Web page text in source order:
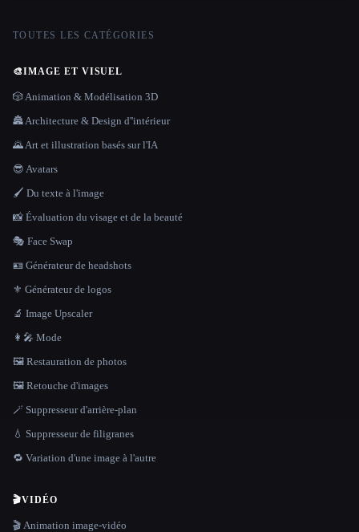
TOUTES LES CATÉGORIES
🎨IMAGE ET VISUEL
🎲 Animation & Modélisation 3D
🏯 Architecture & Design d''intérieur
🌄 Art et illustration basés sur l'IA
😎 Avatars
🖌️ Du texte à l'image
📸 Évaluation du visage et de la beauté
🎭 Face Swap
🪪 Générateur de headshots
⚜️ Générateur de logos
🔬 Image Upscaler
👩‍🎤 Mode
🖼️ Restauration de photos
🖼️ Retouche d'images
🪄 Suppresseur d'arrière-plan
💧 Suppresseur de filigranes
🔁 Variation d'une image à l'autre
🎬VIDÉO
🎬 Animation image-vidéo